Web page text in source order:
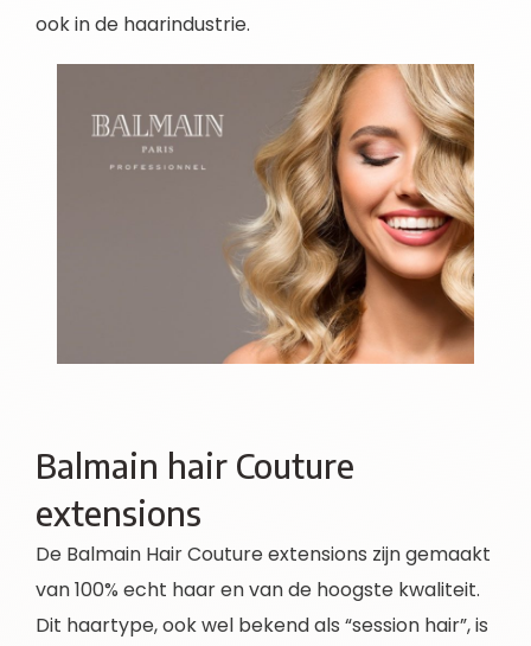
ook in de haarindustrie.
Balmain hair Couture
extensions
De Balmain Hair Couture extensions zijn gemaakt
van 100% echt haar en van de hoogste kwaliteit.
Dit haartype, ook wel bekend als “session hair”, is